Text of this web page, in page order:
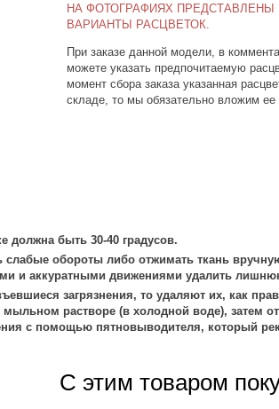
НА ФОТОГРАФИЯХ
ВАРИАНТЫ РАСЦВЕТОК.
При заказе данной модели, в
можете указать предпочитаемую
момент сбора заказа указанная
складе, то мы обязательно вложим ее
должна быть 30-40 градусов.
обороты либо отжимать ткань
и аккуратными движениями удалить
загрязнения, то удаляют их, как
мыльном растворе (в холодной воде), затем
с помощью пятновыводителя, который
С этим товаром